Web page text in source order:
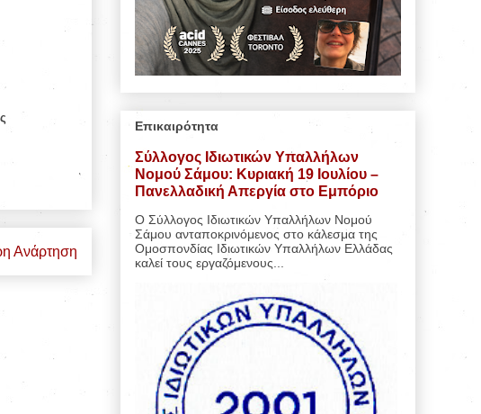
Ανάρτηση
Επικαιρότητα
Σύλλογος Ιδιωτικών Υπαλλήλων
Νομού Σάμου: Κυριακή 19 Ιουλίου –
Πανελλαδική Απεργία στο Εμπόριο
Ο Σύλλογος Ιδιωτικών Υπαλλήλων Νομού
Σάμου ανταποκρινόμενος στο κάλεσμα της
Ομοσπονδίας Ιδιωτικών Υπαλλήλων Ελλάδας
καλεί τους εργαζόμενους...